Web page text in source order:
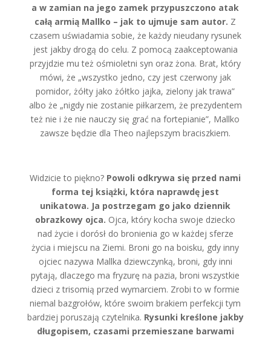
a w zamian na jego zamek przypuszczono atak
całą armią Mallko – jak to ujmuje sam autor. Z
czasem uświadamia sobie, że każdy nieudany rysunek
jest jakby drogą do celu. Z pomocą zaakceptowania
przyjdzie mu też ośmioletni syn oraz żona. Brat, który
mówi, że „wszystko jedno, czy jest czerwony jak
pomidor, żółty jako żółtko jajka, zielony jak trawa”
albo że „nigdy nie zostanie piłkarzem, że prezydentem
też nie i że nie nauczy się grać na fortepianie”, Mallko
zawsze będzie dla Theo najlepszym braciszkiem.
Widzicie to piękno? Powoli odkrywa się przed nami
forma tej książki, która naprawdę jest
unikatowa. Ja postrzegam go jako dziennik
obrazkowy ojca. Ojca, który kocha swoje dziecko
nad życie i dorósł do bronienia go w każdej sferze
życia i miejscu na Ziemi. Broni go na boisku, gdy inny
ojciec nazywa Mallka dziewczynką, broni, gdy inni
pytają, dlaczego ma fryzurę na pazia, broni wszystkie
dzieci z trisomią przed wymarciem. Zrobi to w formie
niemal bazgrołów, które swoim brakiem perfekcji tym
bardziej poruszają czytelnika. Rysunki kreślone jakby
długopisem, czasami przemieszane barwami